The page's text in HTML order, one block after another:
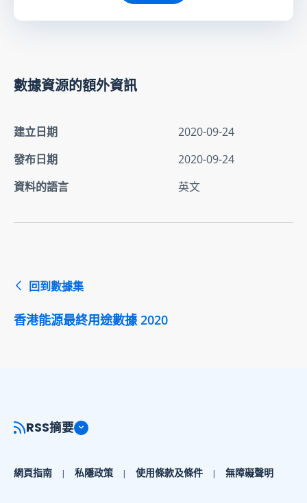
數據資源的額外資訊
建立日期
2020-09-24
發布日期
2020-09-24
資料的語言
英文
回到數據集
香港能源最終用途數據 2020
RSS摘要
網頁指南 私隱政策 使用條款及條件 無障礙聲明